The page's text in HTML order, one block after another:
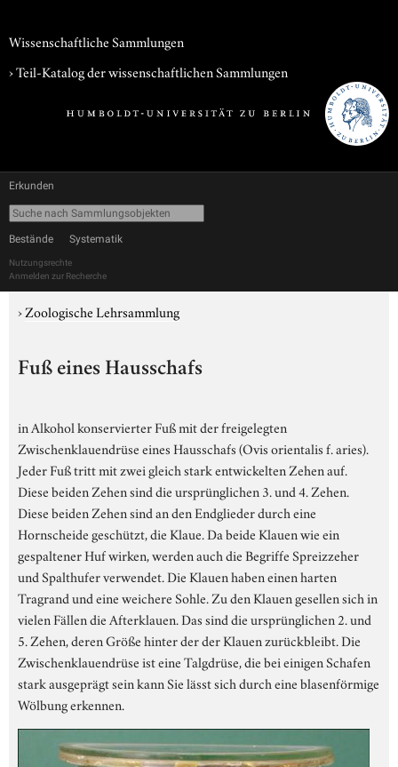
Wissenschaftliche Sammlungen
› Teil-Katalog der wissenschaftlichen Sammlungen
Erkunden
Bestände Systematik
Nutzungsrechte
Anmelden zur Recherche
›Zoologische Lehrsammlung
Fuß eines Hausschafs
in Alkohol konservierter Fuß mit der freigelegten
Zwischenklauendrüse eines Hausschafs (Ovis orientalis f. aries).
Jeder Fuß tritt mit zwei gleich stark entwickelten Zehen auf.
Diese beiden Zehen sind die ursprünglichen 3. und 4. Zehen.
Diese beiden Zehen sind an den Endglieder durch eine
Hornscheide geschützt, die Klaue. Da beide Klauen wie ein
gespaltener Huf wirken, werden auch die Begriffe Spreizzeher
und Spalthufer verwendet. Die Klauen haben einen harten
Tragrand und eine weichere Sohle. Zu den Klauen gesellen sich in
vielen Fällen die Afterklauen. Das sind die ursprünglichen 2. und
5. Zehen, deren Größe hinter der der Klauen zurückbleibt. Die
Zwischenklauendrüse ist eine Talgdrüse, die bei einigen Schafen
stark ausgeprägt sein kann Sie lässt sich durch eine blasenförmige
Wölbung erkennen.